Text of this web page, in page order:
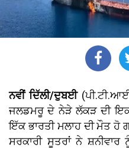
ਨਵੀਂ ਦਿੱਲੀ/ਦੁਬਈ
ਜਲਡਮਰੂ ਦੇ ਨੇੜੇ ਲੱਕੜ ਦੀ
ਇੱਕ ਭਾਰਤੀ ਮਲਾਹ ਦੀ ਮੌਤ
ਸਰਕਾਰੀ ਸੂਤਰਾਂ ਨੇ ਸ਼ਨੀਵਾਰ